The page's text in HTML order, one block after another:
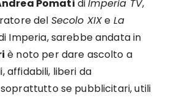
Pomati diImperia TV,
del Secolo XIXe La
Imperia, sarebbe andata in
è noto per dare ascolto a
affidabili, liberi da
se pubblicitari, utili